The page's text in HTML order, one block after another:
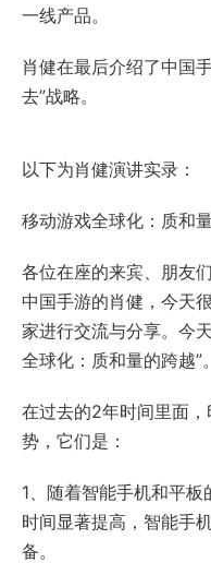
一线产品。
肖健在最后介绍了中国
去”战略。
以下为肖健演讲实录：
移动游戏全球化：质和
各位在座的来宾、朋友
中国手游的肖健，今天
家进行交流与分享。今
全球化：质和量的跨越”。
在过去的2年时间里面
势，它们是：
1、随着智能手机和平
时间显著提高，智能手
备。